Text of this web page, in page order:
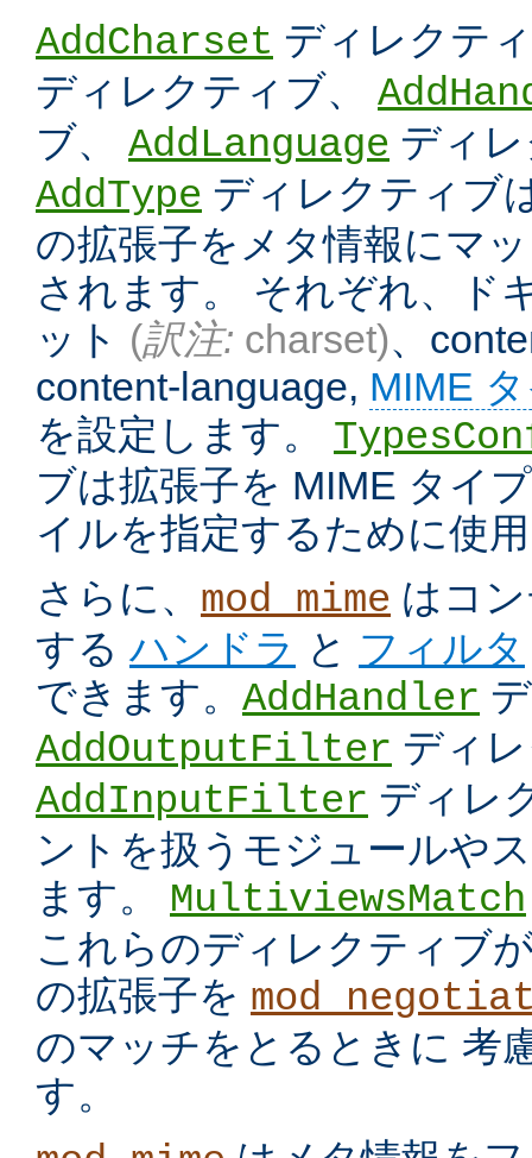
AddCharset ディレクテ
ディレクティブ、
ブ、 AddLanguage ディ
AddType ディレクティブ
の拡張子をメタ情報にマ
されます。 それぞれ、ド
ット (訳注: charset)、
content-language, MIME
を設定します。
ブは拡張子を MIME タイ
イルを指定するために使
さらに、 mod_mime はコ
するハンドラ と フィルタ
できます。 AddHandler
AddOutputFilter ディ
AddInputFilter ディレ
ントを扱うモジュールや
ます。 MultiviewsMatch
これらのディレクティブ
の拡張子を
のマッチをとるときに 考
す。